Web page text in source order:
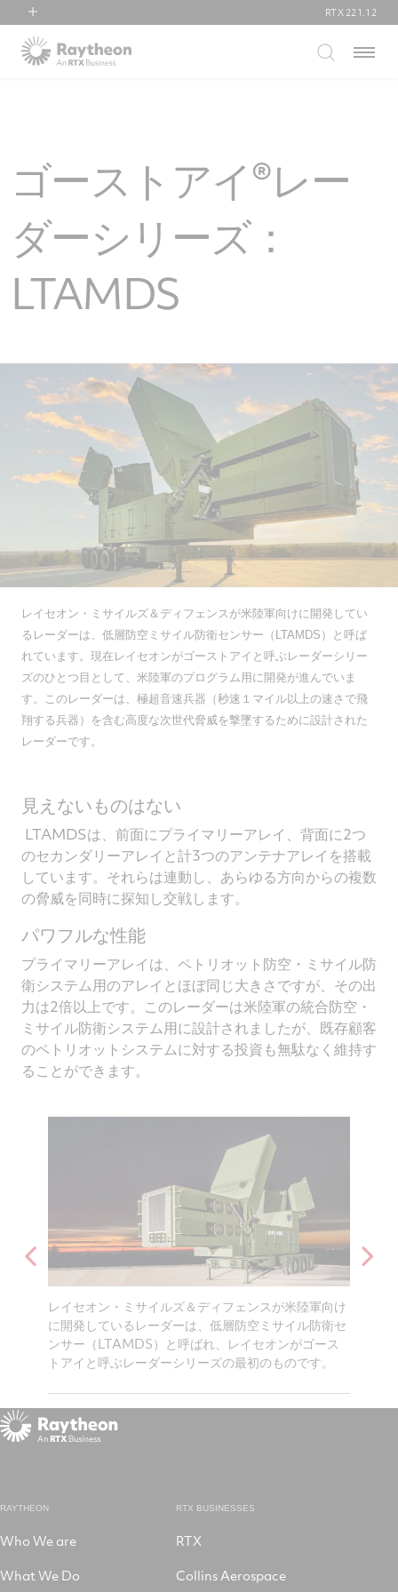
RTX
Collins Aerospace
RTX 221.12
Menu
ゴーストアイ®レー
ダーシリーズ：
LTAMDS
レイセオン・ミサイルズ＆ディフェンスが米陸軍向けに開発してい
るレーダーは、低層防空ミサイル防衛センサー（ LTAMDS ）と呼ば
れています。現在レイセオンがゴーストアイと呼ぶレーダーシリー
ズのひとつ目として、米陸軍のプログラム用に開発が進んでいま
す。このレーダーは、極超音速兵器（秒速１マイル以上の速さで飛
翔する兵器）を含む高度な次世代脅威を撃墜するために設計された
レーダーです。
見えないものはない
LTAMDSは、前面にプライマリーアレイ、背面に2つ
のセカンダリーアレイと計3つのアンテナアレイを搭載
しています。それらは連動し、あらゆる方向からの複数
の脅威を同時に探知し交戦します。
パワフルな性能
プライマリーアレイは、ペトリオット防空・ミサイル防
衛システム用のアレイとほぼ同じ大きさですが、その出
力は2倍以上です。このレーダーは米陸軍の統合防空・
ミサイル防衛システム用に設計されましたが、既存顧客
のペトリオットシステムに対する投資も無駄なく維持す
ることができます。
レイセオン・ミサイルズ＆ディフェンスが米陸軍向け
に開発しているレーダーは、低層防空ミサイル防衛セ
ンサー（LTAMDS）と呼ばれ、レイセオンがゴース
トアイと呼ぶレーダーシリーズの最初のものです。
RAYTHEON
Who We are
What We Do
RTX BUSINESSES
RTX
Collins Aerospace